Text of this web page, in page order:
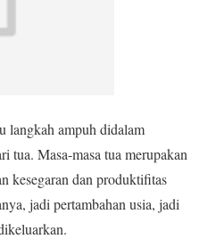
langkah ampuh didalam
tua. Masa-masa tua merupakan
kesegaran dan produktifitas
jadi pertambahan usia, jadi